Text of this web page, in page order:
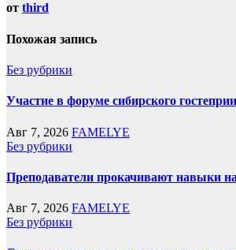
от third
Похожая запись
Без рубрики
Участие в форуме сибирского
Авг 7, 2026 FAMELYE
Без рубрики
Преподаватели прокачивают навыки
Авг 7, 2026 FAMELYE
Без рубрики